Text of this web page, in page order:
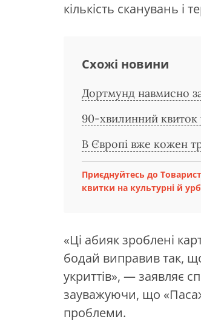
кількість сканувань і
Схожі новини
Дортмунд навмисно
90-хвилинний квиток
В Європі вже кожен
Приєднуйтесь до
квитки на культурні й
«Ці абияк зроблені
бодай виправив так,
укриттів», — заявляє
зауважуючи, що
проблеми.